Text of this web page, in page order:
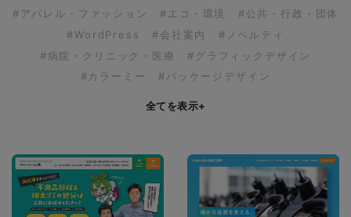
#アパレル・ファッション
#エコ・環境
#公共・行政・団体
#WordPress
#会社案内
#ノベルティ
#病院・クリニック・医療
#グラフィックデザイン
#カラーミー
#パッケージデザイン
全てを表示+